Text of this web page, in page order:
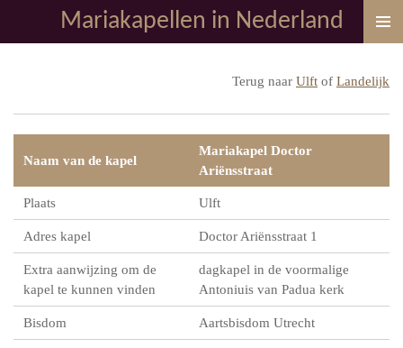
direct
Mariakapellen in Nederland
Terug naar Ulft of Landelijk
Naam van de kapel
Mariakapel Doctor
Ariënsstraat
Plaats Ulft
Adres kapel Doctor Ariënsstraat 1
Extra aanwijzing om de
kapel te kunnen vinden
dagkapel in de voormalige
Antoniuis van Padua kerk
Bisdom Aartsbisdom Utrecht